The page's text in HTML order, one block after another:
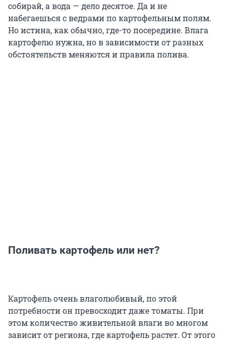
собирай, а вода — дело десятое. Да и не
набегаешься с ведрами по картофельным полям.
Но истина, как обычно, где-то посередине. Влага
картофелю нужна, но в зависимости от разных
обстоятельств меняются и правила полива.
Поливать картофель или нет?
Картофель очень влаголюбивый, по этой
потребности он превосходит даже томаты. При
этом количество живительной влаги во многом
зависит от региона, где картофель растет. От этого